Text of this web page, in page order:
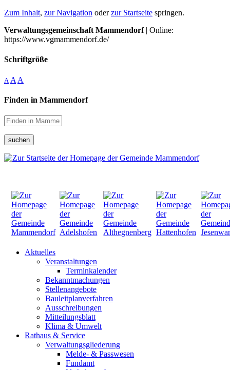
Zum Inhalt, zur Navigation oderzur Startseite springen.
Verwaltungsgemeinschaft Mammendorf| Online:
https://www.vgmammendorf.de/
Schriftgröße
A A A
Finden in Mammendorf
suchen
Aktuelles
Veranstaltungen
Terminkalender
Bekanntmachungen
Stellenangebote
Bauleitplanverfahren
Ausschreibungen
Mitteilungsblatt
Klima & Umwelt
Rathaus & Service
Verwaltungsgliederung
Melde- & Passwesen
Fundamt